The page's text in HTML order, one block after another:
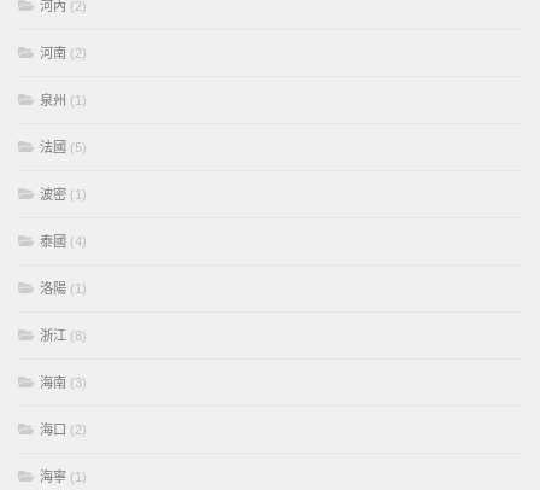
河內 (2)
河南 (2)
泉州 (1)
法國 (5)
波密 (1)
泰國 (4)
洛陽 (1)
浙江 (8)
海南 (3)
海口 (2)
海寧 (1)